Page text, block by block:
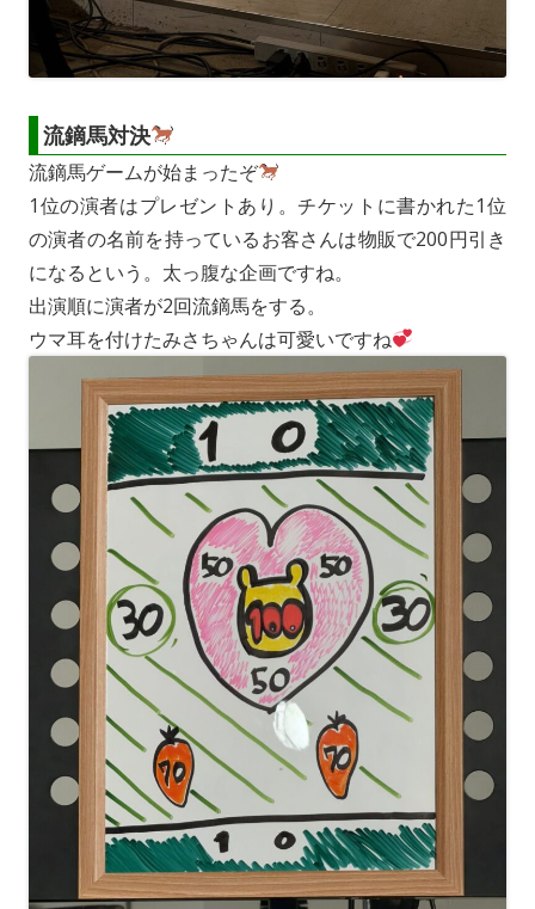
流鏑馬対決
流鏑馬ゲームが始まったぞ
1位の演者はプレゼントあり。チケットに書かれた1位
の演者の名前を持っているお客さんは物販で200円引き
になるという。太っ腹な企画ですね。
出演順に演者が2回流鏑馬をする。
ウマ耳を付けたみさちゃんは可愛いですね